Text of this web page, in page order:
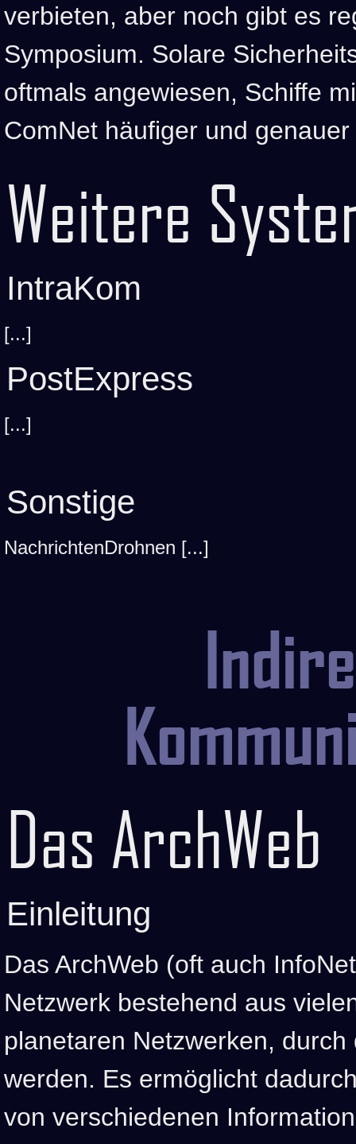
verbieten, aber noch gibt es
Symposium. Solare
oftmals angewiesen, Schiffe
ComNet häufiger und
Weitere
IntraKom
[...]
PostExpress
[...]
Sonstige
NachrichtenDrohnen [...]
Das ArchWeb
Einleitung
Das ArchWeb (oft auch
Netzwerk bestehend aus
planetaren Netzwerken,
werden. Es ermöglicht
von verschiedenen